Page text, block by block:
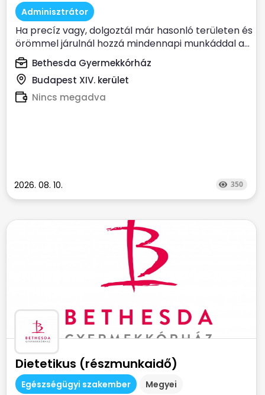
Adminisztrátor
Ha precíz vagy, dolgoztál már hasonló területen és
örömmel járulnál hozzá mindennapi munkáddal a...
Bethesda Gyermekkórház
Budapest XIV. kerület
Nincs megadva
2026. 08. 10. 350
Dietetikus (részmunkaidő)
Egészségügyi szakember Megyei